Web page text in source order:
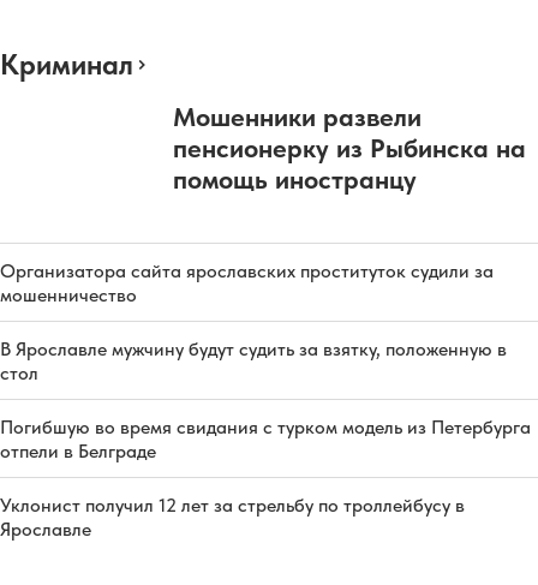
Криминал
Мошенники развели
пенсионерку из Рыбинска на
помощь иностранцу
Организатора сайта ярославских проституток судили за
мошенничество
В Ярославле мужчину будут судить за взятку, положенную в
стол
Погибшую во время свидания с турком модель из Петербурга
отпели в Белграде
Уклонист получил 12 лет за стрельбу по троллейбусу в
Ярославле